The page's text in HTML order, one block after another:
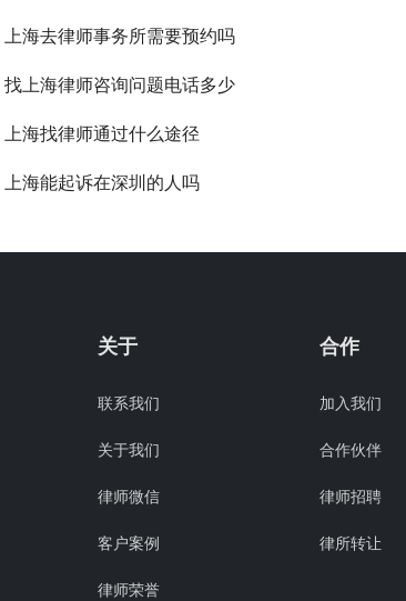
上海去律师事务所需要预约吗
找上海律师咨询问题电话多少
上海找律师通过什么途径
上海能起诉在深圳的人吗
关于
联系我们
关于我们
律师微信
客户案例
律师荣誉
合作
加入我们
合作伙伴
律师招聘
律所转让